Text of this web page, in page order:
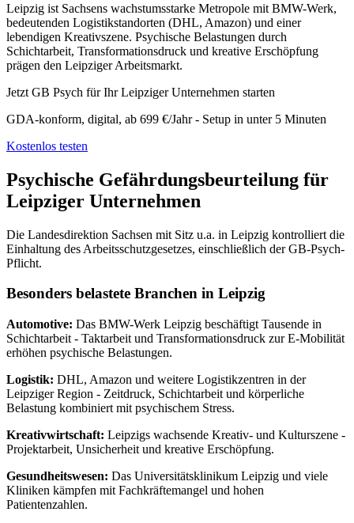
Leipzig ist Sachsens wachstumsstarke Metropole mit BMW-Werk,
bedeutenden Logistikstandorten (DHL, Amazon) und einer
lebendigen Kreativszene. Psychische Belastungen durch
Schichtarbeit, Transformationsdruck und kreative Erschöpfung
prägen den Leipziger Arbeitsmarkt.
Jetzt GB Psych für Ihr Leipziger Unternehmen starten
GDA-konform, digital, ab 699 €/Jahr - Setup in unter 5 Minuten
Kostenlos testen
Psychische Gefährdungsbeurteilung für
Leipziger Unternehmen
Die Landesdirektion Sachsen mit Sitz u.a. in Leipzig kontrolliert die
Einhaltung des Arbeitsschutzgesetzes, einschließlich der GB-Psych-
Pflicht.
Besonders belastete Branchen in Leipzig
Automotive: Das BMW-Werk Leipzig beschäftigt Tausende in
Schichtarbeit - Taktarbeit und Transformationsdruck zur E-Mobilität
erhöhen psychische Belastungen.
Logistik: DHL, Amazon und weitere Logistikzentren in der
Leipziger Region - Zeitdruck, Schichtarbeit und körperliche
Belastung kombiniert mit psychischem Stress.
Kreativwirtschaft: Leipzigs wachsende Kreativ- und Kulturszene -
Projektarbeit, Unsicherheit und kreative Erschöpfung.
Gesundheitswesen: Das Universitätsklinikum Leipzig und viele
Kliniken kämpfen mit Fachkräftemangel und hohen
Patientenzahlen.